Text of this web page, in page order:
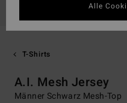
T-Shirts
A.I. Mesh Jersey
Männer Schwarz Mesh-Top
Alle